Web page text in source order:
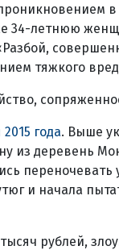
34-летнюю
тяжкого
года. Выше
из деревень
и начала
рублей,